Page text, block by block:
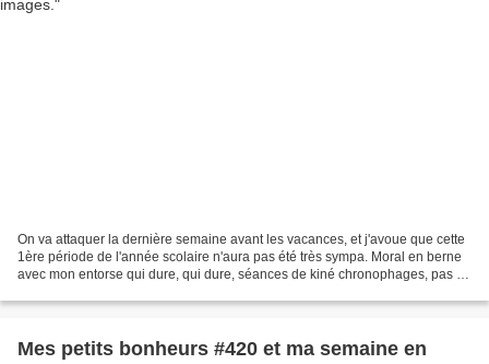
On va attaquer la dernière semaine avant les vacances, et j'avoue que cette
1ère période de l'année scolaire n'aura pas été très sympa. Moral en berne
avec mon entorse qui dure, qui dure, séances de kiné chronophages, pas de
Mes petits bonheurs #420 et ma semaine en